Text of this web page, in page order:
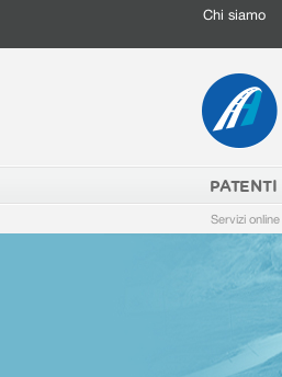
Chi siamo
PATENTI
Servizi online